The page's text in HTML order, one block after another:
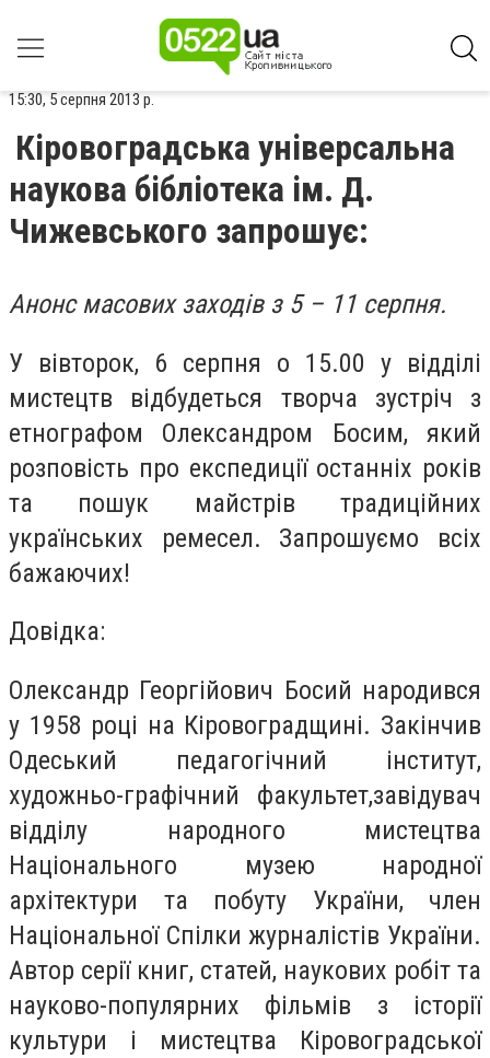
15:30, 5 серпня 2013 р.
Кіровоградська універсальна
наукова бібліотека ім. Д.
Чижевського запрошує:
Анонс масових заходів з 5 – 11 серпня.
У вівторок, 6 серпня о 15.00 у відділі
мистецтв відбудеться творча зустріч з
етнографом Олександром Босим, який
розповість про експедиції останніх років
та пошук майстрів традиційних
українських ремесел. Запрошуємо всіх
бажаючих!
Довідка:
Олександр Георгійович Босий народився
у 1958 році на Кіровоградщині. Закінчив
Одеський педагогічний інститут,
художньо-графічний факультет,завідувач
відділу народного мистецтва
Національного музею народної
архітектури та побуту України, член
Національної Спілки журналістів України.
Автор серії книг, статей, наукових робіт та
науково-популярних фільмів з історії
культури і мистецтва Кіровоградської